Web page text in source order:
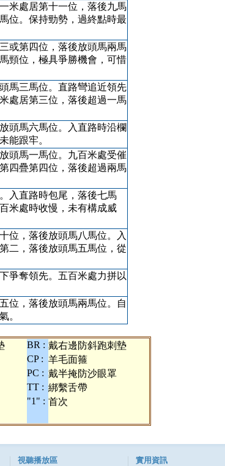
米處居第十一位，落後九馬
位。保持勁勢，過終點時最
或第四位，落後放頭馬兩馬
頸位，極具爭勝機會，可惜
馬三馬位。直路彎追近領先
處居第三位，落後超過一馬
頭馬六馬位。入直路時沿欄
能跟牢。
頭馬一馬位。九百米處受催
四疊第四位，落後超過兩馬
入直路時包尾，落後七馬
米處時收慢，未有構成威
位，落後放頭馬八馬位。入
二，落後放頭馬五馬位，從
爭奪領先。五百米處力拼以
位，落後放頭馬兩馬位。自
。
BR : 戴右邊防斜跑刺墊
CP : 羊毛面箍
PC : 戴半掩防沙眼罩
TT : 綁繫舌帶
"1" : 首次
視聽播放區 實用資訊